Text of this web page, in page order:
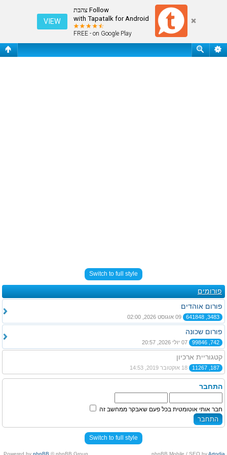
Follow צהבת
with Tapatalk for Android
FREE - on Google Play
VIEW
עמוד ראשי
Switch to full style
פורומים
פורום אוהדים
3483, 641848
פורום שכונה
742, 99846
קטגוריית ארכיון
187, 11267
התחבר
חבר אותי אוטומטית בכל פעם שאבקר ממחשב זה
Switch to full style